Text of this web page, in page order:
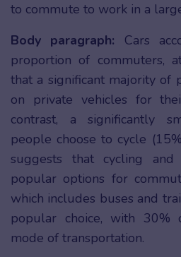
to commute to work in a
Body paragraph: Cars
proportion of commuters,
that a significant majority of
on private vehicles for
contrast, a significantly
people choose to cycle
suggests that cycling
popular options for
which includes buses and
popular choice, with 30%
mode of transportation.